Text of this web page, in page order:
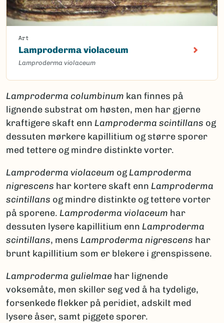
Art
Lamproderma violaceum
Lamproderma violaceum
Lamproderma columbinum kan finnes på
lignende substrat om høsten, men har gjerne
kraftigere skaft enn Lamproderma scintillans og
dessuten mørkere kapillitium og større sporer
med tettere og mindre distinkte vorter.
Lamproderma violaceum og Lamproderma
nigrescens har kortere skaft enn Lamproderma
scintillans og mindre distinkte og tettere vorter
på sporene. Lamproderma violaceum har
dessuten lysere kapillitium enn Lamproderma
scintillans, mens Lamproderma nigrescens har
brunt kapillitium som er blekere i grenspissene.
Lamproderma gulielmae har lignende
voksemåte, men skiller seg ved å ha tydelige,
forsenkede flekker på peridiet, adskilt med
lysere åser, samt piggete sporer.